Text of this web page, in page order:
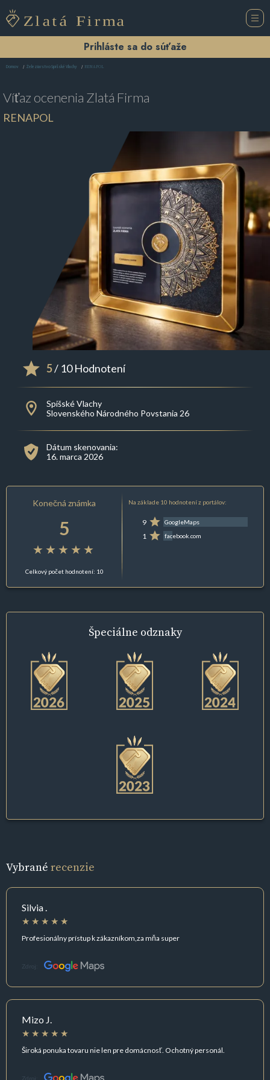
Prihláste sa do súťaže
Domov Železiarstvo Spišské Vlachy RENAPOL
Víťaz ocenenia Zlatá Firma
RENAPOL
5/ 10 Hodnotení
Spišské Vlachy
Slovenského Národného Povstania 26
Dátum skenovania:
16. marca 2026
Konečná známka
5
Celkový počet hodnotení: 10
Na základe 10 hodnotení z portálov:
9 GoogleMaps
1 facebook.com
Špeciálne odznaky
Vybrané recenzie
Silvia .
Profesionálny prístup k zákazníkom,za mňa super
Zdroj:
Mizo J.
Široká ponuka tovaru nie len pre domácnosť. Ochotný personál.
Zdroj: